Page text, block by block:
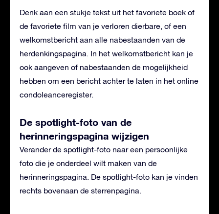
Denk aan een stukje tekst uit het favoriete boek of
de favoriete film van je verloren dierbare, of een
welkomstbericht aan alle nabestaanden van de
herdenkingspagina. In het welkomstbericht kan je
ook aangeven of nabestaanden de mogelijkheid
hebben om een bericht achter te laten in het online
condoleanceregister.
De spotlight-foto van de
herinneringspagina wijzigen
Verander de spotlight-foto naar een persoonlijke
foto die je onderdeel wilt maken van de
herinneringspagina. De spotlight-foto kan je vinden
rechts bovenaan de sterrenpagina.